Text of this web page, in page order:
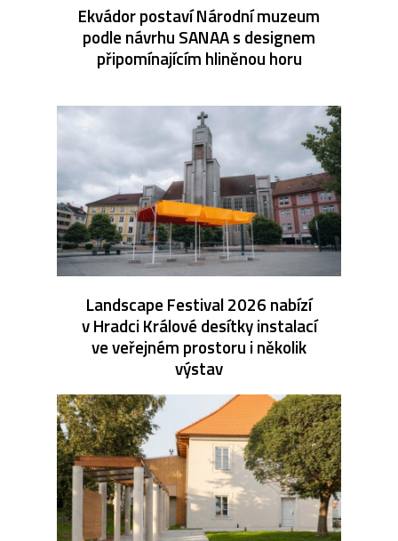
Ekvádor postaví Národní muzeum
podle návrhu SANAA s designem
připomínajícím hliněnou horu
Landscape Festival 2026 nabízí
v Hradci Králové desítky instalací
ve veřejném prostoru i několik
výstav